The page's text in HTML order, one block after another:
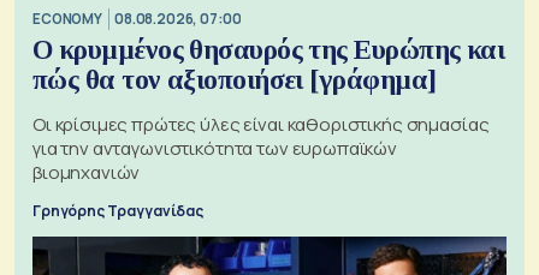
ECONOMY 08.08.2026, 07:00
Ο κρυμμένος θησαυρός της Ευρώπης και
πώς θα τον αξιοποιήσει [γράφημα]
Οι κρίσιμες πρώτες ύλες είναι καθοριστικής σημασίας
για την ανταγωνιστικότητα των ευρωπαϊκών
βιομηχανιών
Γρηγόρης Τραγγανίδας